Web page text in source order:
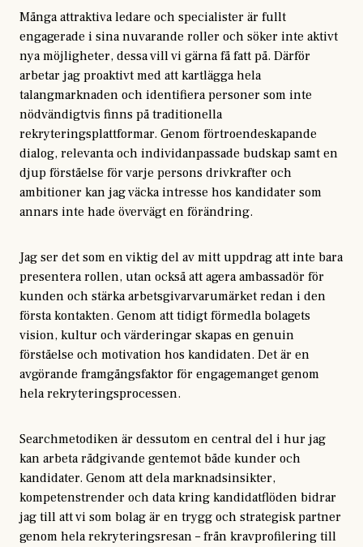
Många attraktiva ledare och specialister är fullt
engagerade i sina nuvarande roller och söker inte aktivt
nya möjligheter, dessa vill vi gärna få fatt på. Därför
arbetar jag proaktivt med att kartlägga hela
talangmarknaden och identifiera personer som inte
nödvändigtvis finns på traditionella
rekryteringsplattformar. Genom förtroendeskapande
dialog, relevanta och individanpassade budskap samt en
djup förståelse för varje persons drivkrafter och
ambitioner kan jag väcka intresse hos kandidater som
annars inte hade övervägt en förändring.
Jag ser det som en viktig del av mitt uppdrag att inte bara
presentera rollen, utan också att agera ambassadör för
kunden och stärka arbetsgivarvarumärket redan i den
första kontakten. Genom att tidigt förmedla bolagets
vision, kultur och värderingar skapas en genuin
förståelse och motivation hos kandidaten. Det är en
avgörande framgångsfaktor för engagemanget genom
hela rekryteringsprocessen.
Searchmetodiken är dessutom en central del i hur jag
kan arbeta rådgivande gentemot både kunder och
kandidater. Genom att dela marknadsinsikter,
kompetenstrender och data kring kandidatflöden bidrar
jag till att vi som bolag är en trygg och strategisk partner
genom hela rekryteringsresan – från kravprofilering till